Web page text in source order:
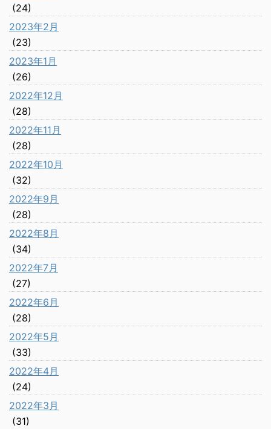
(24)
2023年2月
(23)
2023年1月
(26)
2022年12月
(28)
2022年11月
(28)
2022年10月
(32)
2022年9月
(28)
2022年8月
(34)
2022年7月
(27)
2022年6月
(28)
2022年5月
(33)
2022年4月
(24)
2022年3月
(31)